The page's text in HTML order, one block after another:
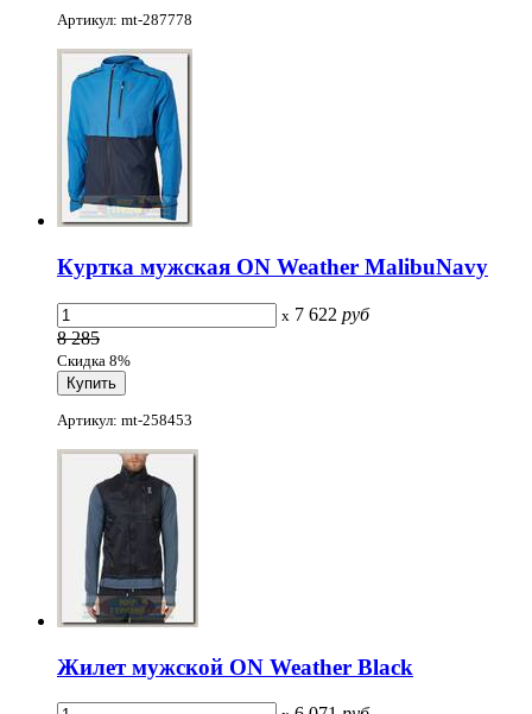
Артикул: mt-287778
Куртка мужская ON Weather MalibuNavy
x 7 622 руб
8 285
Скидка 8%
Артикул: mt-258453
Жилет мужской ON Weather Black